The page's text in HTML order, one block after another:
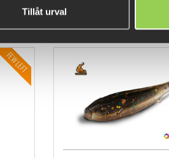
Tillåt urval
FEW LEFT
BESTSELLERS